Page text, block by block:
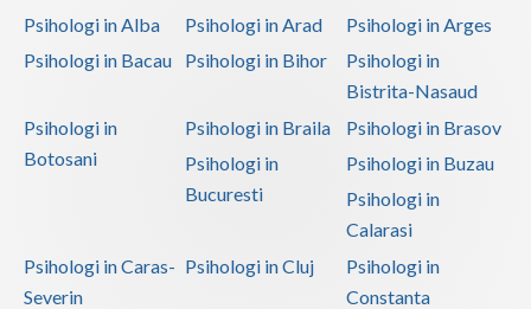
Psihologi in Alba Psihologi in Arad
Psihologi in Arges
Psihologi in Bacau
Psihologi in Bihor
Psihologi in
Bistrita-Nasaud
Psihologi in
Botosani
Psihologi in Braila
Psihologi in Brasov
Psihologi in
Bucuresti
Psihologi in Buzau
Psihologi in
Calarasi
Psihologi in Caras-
Severin
Psihologi in Cluj
Psihologi in
Constanta